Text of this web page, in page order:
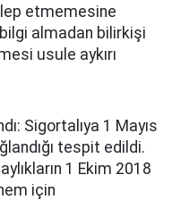
etmemesine
almadan bilirkişi
usule aykırı
Sigortalıya 1 Mayıs
tespit edildi.
1 Ekim 2018
için